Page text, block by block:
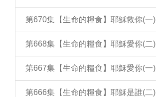
第670集【生命的糧食】耶穌救你(一)
第668集【生命的糧食】耶穌愛你(二)
第667集【生命的糧食】耶穌愛你(一)
第666集【生命的糧食】耶穌是誰(二)